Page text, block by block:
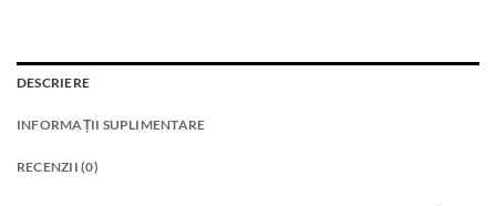
DESCRIERE
INFORMAȚII SUPLIMENTARE
RECENZII (0)